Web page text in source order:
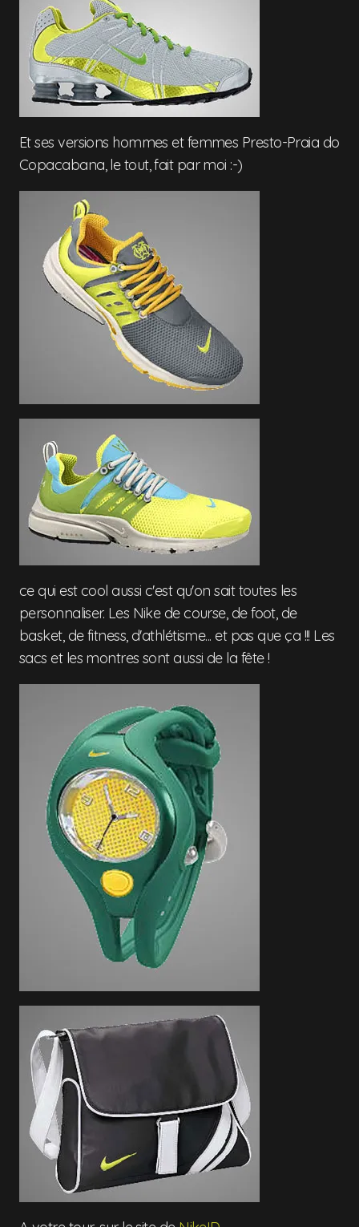
Et ses versions hommes et femmes Presto-Praia do
Copacabana, le tout, fait par moi :-)
ce qui est cool aussi c'est qu'on sait toutes les
personnaliser. Les Nike de course, de foot, de
basket, de fitness, d'athlétisme... et pas que ça !!! Les
sacs et les montres sont aussi de la fête !